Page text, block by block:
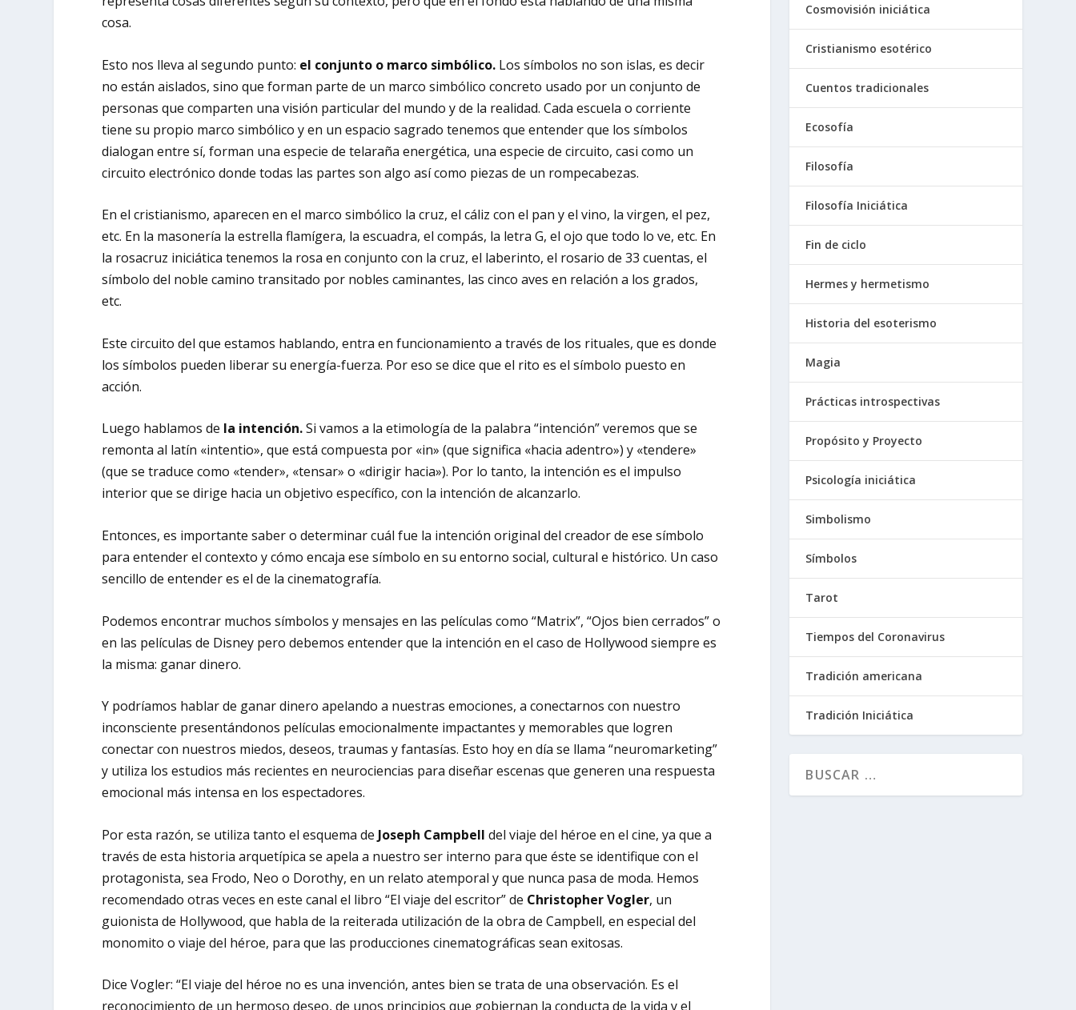
cosa.
Esto nos lleva al segundo punto: el conjunto o marco simbólico. Los símbolos no son islas, es decir
no están aislados, sino que forman parte de un marco simbólico concreto usado por un conjunto de
personas que comparten una visión particular del mundo y de la realidad. Cada escuela o corriente
tiene su propio marco simbólico y en un espacio sagrado tenemos que entender que los símbolos
dialogan entre sí, forman una especie de telaraña energética, una especie de circuito, casi como un
circuito electrónico donde todas las partes son algo así como piezas de un rompecabezas.
En el cristianismo, aparecen en el marco simbólico la cruz, el cáliz con el pan y el vino, la virgen, el pez,
etc. En la masonería la estrella flamígera, la escuadra, el compás, la letra G, el ojo que todo lo ve, etc. En
la rosacruz iniciática tenemos la rosa en conjunto con la cruz, el laberinto, el rosario de 33 cuentas, el
símbolo del noble camino transitado por nobles caminantes, las cinco aves en relación a los grados,
etc.
Este circuito del que estamos hablando, entra en funcionamiento a través de los rituales, que es donde
los símbolos pueden liberar su energía-fuerza. Por eso se dice que el rito es el símbolo puesto en
acción.
Luego hablamos de la intención.Si vamos a la etimología de la palabra “intención” veremos que se
remonta al latín «intentio», que está compuesta por «in» (que significa «hacia adentro») y «tendere»
(que se traduce como «tender», «tensar» o «dirigir hacia»). Por lo tanto, la intención es el impulso
interior que se dirige hacia un objetivo específico, con la intención de alcanzarlo.
Entonces, es importante saber o determinar cuál fue la intención original del creador de ese símbolo
para entender el contexto y cómo encaja ese símbolo en su entorno social, cultural e histórico. Un caso
sencillo de entender es el de la cinematografía.
Podemos encontrar muchos símbolos y mensajes en las películas como “Matrix”, “Ojos bien cerrados” o
en las películas de Disney pero debemos entender que la intención en el caso de Hollywood siempre es
la misma: ganar dinero.
Y podríamos hablar de ganar dinero apelando a nuestras emociones, a conectarnos con nuestro
inconsciente presentándonos películas emocionalmente impactantes y memorables que logren
conectar con nuestros miedos, deseos, traumas y fantasías. Esto hoy en día se llama “neuromarketing”
y utiliza los estudios más recientes en neurociencias para diseñar escenas que generen una respuesta
emocional más intensa en los espectadores.
Por esta razón, se utiliza tanto el esquema de Joseph Campbelldel viaje del héroe en el cine, ya que a
través de esta historia arquetípica se apela a nuestro ser interno para que éste se identifique con el
protagonista, sea Frodo, Neo o Dorothy, en un relato atemporal y que nunca pasa de moda. Hemos
recomendado otras veces en este canal el libro “El viaje del escritor” de Christopher Vogler, un
guionista de Hollywood, que habla de la reiterada utilización de la obra de Campbell, en especial del
monomito o viaje del héroe, para que las producciones cinematográficas sean exitosas.
Dice Vogler: “El viaje del héroe no es una invención, antes bien se trata de una observación. Es el
reconocimiento de un hermoso deseo, de unos principios que gobiernan la conducta de la vida y el
Cosmovisión iniciática
Cristianismo esotérico
Cuentos tradicionales
Ecosofía
Filosofía
Filosofía Iniciática
Fin de ciclo
Hermes y hermetismo
Historia del esoterismo
Magia
Prácticas introspectivas
Propósito y Proyecto
Psicología iniciática
Simbolismo
Símbolos
Tarot
Tiempos del Coronavirus
Tradición americana
Tradición Iniciática